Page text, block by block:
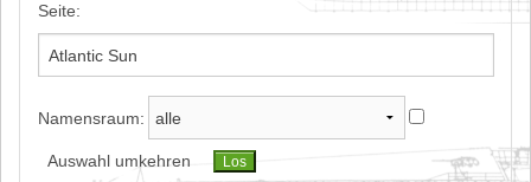
Seite:
Namensraum:
Auswahl umkehren